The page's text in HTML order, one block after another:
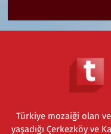
Türkiye mozaiği olan
yaşadığı Çerkezköy ve